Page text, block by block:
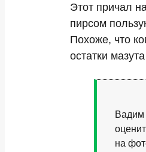
Этот причал
пирсом
Похоже, что
остатки
Вадим
на